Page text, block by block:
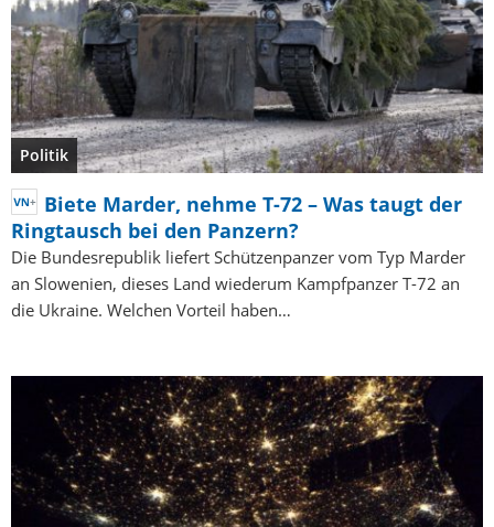
Politik
Biete Marder, nehme T-72 – Was taugt der
Ringtausch bei den Panzern?
Die Bundesrepublik liefert Schützenpanzer vom Typ Marder
an Slowenien, dieses Land wiederum Kampfpanzer T-72 an
die Ukraine. Welchen Vorteil haben…